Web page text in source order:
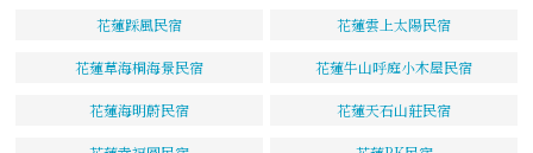
花蓮踩風民宿 花蓮雲上太陽民宿
花蓮草海桐海景民宿 花蓮牛山呼庭小木屋民宿
花蓮海明蔚民宿 花蓮天石山莊民宿